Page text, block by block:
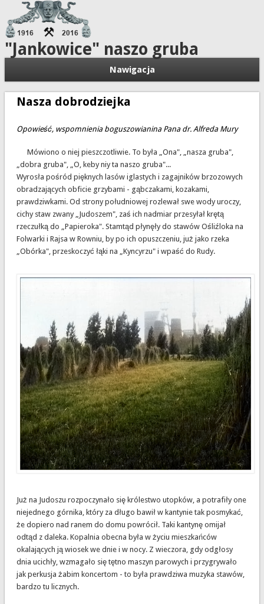
"Jankowice" naszo gruba
Nawigacja
Nasza dobrodziejka
Opowieść, wspomnienia boguszowianina Pana dr. Alfreda Mury
Mówiono o niej pieszczotliwie. To była „Ona", „nasza gruba",
„dobra gruba", „O, keby niy ta naszo gruba"...
Wyrosła pośród pięknych lasów iglastych i zagajników brzozowych
obradzających obficie grzybami - gąbczakami, kozakami,
prawdziwkami. Od strony południowej rozlewał swe wody uroczy,
cichy staw zwany „Judoszem", zaś ich nadmiar przesyłał krętą
rzeczułką do „Papieroka". Stamtąd płynęły do stawów Ośliźloka na
Folwarki i Rajsa w Rowniu, by po ich opuszczeniu, już jako rzeka
„Obórka", przeskoczyć łąki na „Kyncyrzu" i wpaść do Rudy.
Już na Judoszu rozpoczynało się królestwo utopków, a potrafiły one
niejednego górnika, który za długo bawił w kantynie tak posmykać,
że dopiero nad ranem do domu powrócił. Taki kantynę omijał
odtąd z daleka. Kopalnia obecna była w życiu mieszkańców
okalających ją wiosek we dnie i w nocy. Z wieczora, gdy odgłosy
dnia ucichły, wzmagało się tętno maszyn parowych i przygrywało
jak perkusja żabim koncertom - to była prawdziwa muzyka stawów,
bardzo tu licznych.